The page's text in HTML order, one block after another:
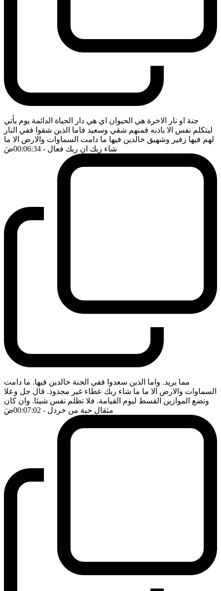
جنة او نار الاخرة هي الحيوان اي هي دار الحياة الدائمة يوم يأتي
ليتكلم نفس الا باذنه فمنهم شقي وسعيد فاما الذين شقوا ففي النار
لهم فيها زفير وشهيق خالدين فيها ما دامت السماوات والارض الا ما
شاء ربك ان ربك فعال - 00:06:34 ضَ
مما يريد. واما الذين سعدوا ففي الجنة خالدين فيها. ما دامت
السماوات والارض الا ما ما شاء ربك عطاء غير مجذوذ. قال جل وعلا
ونضع الموازين القسط ليوم القيامة. فلا تظلم نفس شيئا. وان كان
مثقال حبة من خردل - 00:07:02 ضَ